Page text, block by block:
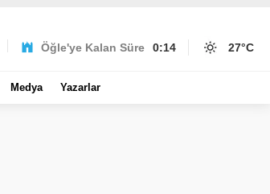
Öğle'ye Kalan Süre 0:14 27°C
Medya Yazarlar